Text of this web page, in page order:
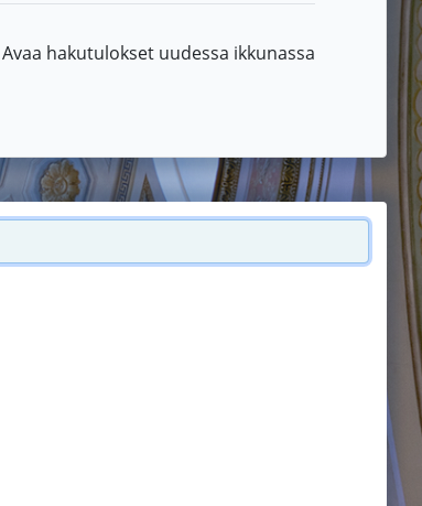
Avaa hakutulokset uudessa ikkunassa